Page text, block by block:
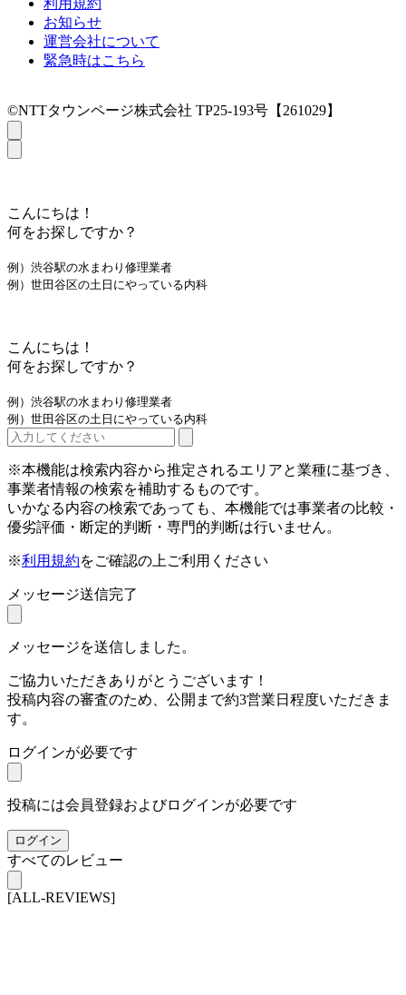
お知らせ
運営会社について
緊急時はこちら
©NTTタウンページ株式会社 TP25-193号【261029】
こんにちは！
何をお探しですか？
例）渋谷駅の水まわり修理業者
例）世田谷区の土日にやっている内科
こんにちは！
何をお探しですか？
例）渋谷駅の水まわり修理業者
例）世田谷区の土日にやっている内科
※本機能は検索内容から推定されるエリアと業種に基づき、
事業者情報の検索を補助するものです。
いかなる内容の検索であっても、本機能では事業者の比較・
優劣評価・断定的判断・専門的判断は行いません。
※利用規約をご確認の上ご利用ください
メッセージ送信完了
メッセージを送信しました。
ご協力いただきありがとうございます！
投稿内容の審査のため、公開まで約3営業日程度いただきま
す。
ログインが必要です
投稿には会員登録およびログインが必要です
ログイン
すべてのレビュー
[ALL-REVIEWS]